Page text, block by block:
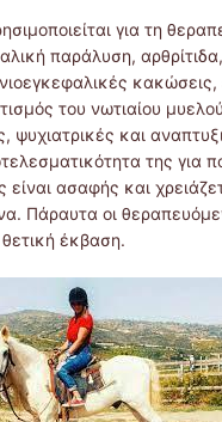
για τη
παράλυση,
κακώσεις,
του νωτιαίου
ψυχιατρικές και
της για
είναι ασαφής και
Πάραυτα οι
έκβαση.